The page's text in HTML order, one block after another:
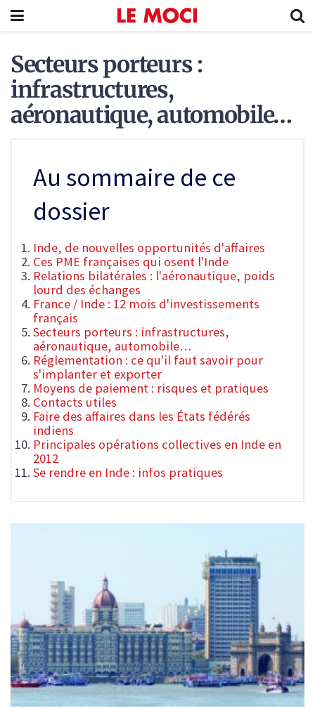
Secteurs porteurs :
infrastructures,
aéronautique, automobile…
Au sommaire de ce
dossier
Inde, de nouvelles opportunités d'affaires
Ces PME françaises qui osent l'Inde
Relations bilatérales : l'aéronautique, poids
lourd des échanges
France / Inde : 12 mois d'investissements
français
Secteurs porteurs : infrastructures,
aéronautique, automobile…
Réglementation : ce qu'il faut savoir pour
s'implanter et exporter
Moyens de paiement : risques et pratiques
Contacts utiles
Faire des affaires dans les États fédérés
indiens
Principales opérations collectives en Inde en
2012
Se rendre en Inde : infos pratiques